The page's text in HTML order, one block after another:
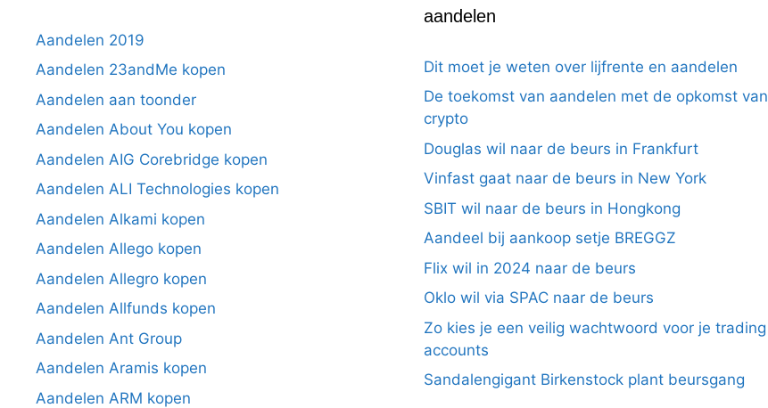
Aandelen 2019
Aandelen 23andMe kopen
Aandelen aan toonder
Aandelen About You kopen
Aandelen AIG Corebridge kopen
Aandelen ALI Technologies kopen
Aandelen Alkami kopen
Aandelen Allego kopen
Aandelen Allegro kopen
Aandelen Allfunds kopen
Aandelen Ant Group
Aandelen Aramis kopen
Aandelen ARM kopen
aandelen
Dit moet je weten over lijfrente en aandelen
De toekomst van aandelen met de opkomst van
crypto
Douglas wil naar de beurs in Frankfurt
Vinfast gaat naar de beurs in New York
SBIT wil naar de beurs in Hongkong
Aandeel bij aankoop setje BREGGZ
Flix wil in 2024 naar de beurs
Oklo wil via SPAC naar de beurs
Zo kies je een veilig wachtwoord voor je trading
accounts
Sandalengigant Birkenstock plant beursgang